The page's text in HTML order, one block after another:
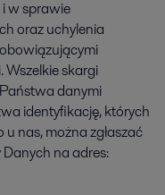
w sprawie
oraz uchylenia
skargi
danymi
identyfikację, których
nas, można zgłaszać
na adres: